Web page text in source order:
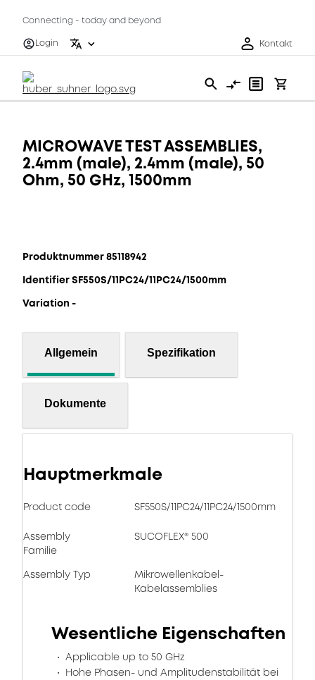
Connecting - today and beyond
Login
Kontakt
MICROWAVE TEST ASSEMBLIES,
2.4mm (male), 2.4mm (male), 50
Ohm, 50 GHz, 1500mm
Produktnummer 85118942
Identifier SF550S/11PC24/11PC24/1500mm
Variation -
Allgemein Spezifikation
Dokumente
Hauptmerkmale
Product code SF550S/11PC24/11PC24/1500mm
Assembly
Familie
SUCOFLEX® 500
Assembly Typ
Mikrowellenkabel-
Kabelassemblies
Wesentliche Eigenschaften
Applicable up to 50 GHz
Hohe Phasen- und Amplitudenstabilität bei